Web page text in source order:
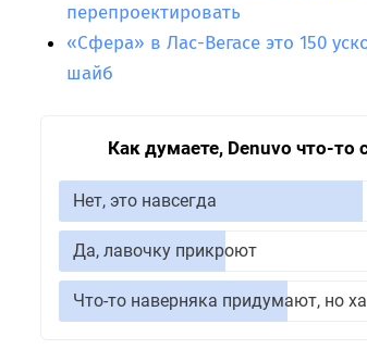
перепроектировать
«Сфера» в Лас-Вегасе это 150
шайб
Как думаете, Denuvo что-то
Нет, это навсегда
Да, лавочку прикроют
Что-то наверняка придумают, но